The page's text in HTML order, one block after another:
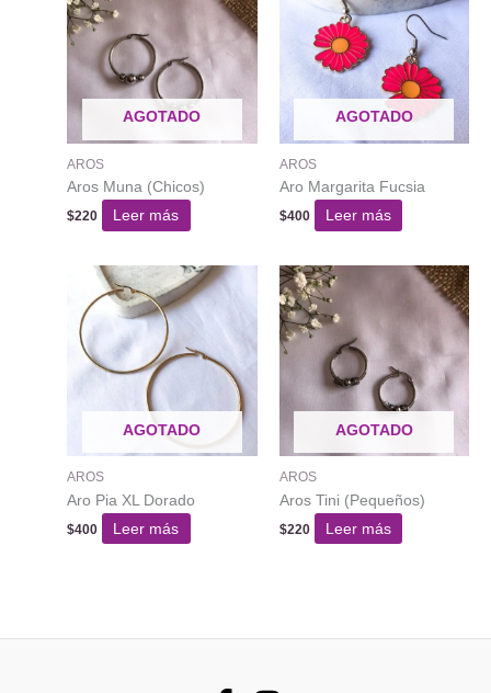
AGOTADO
AROS
Aros Muna (Chicos)
$220 Leer más
AGOTADO
AROS
Aro Margarita Fucsia
$400 Leer más
AGOTADO
AROS
Aro Pia XL Dorado
$400 Leer más
AGOTADO
AROS
Aros Tini (Pequeños)
$220 Leer más